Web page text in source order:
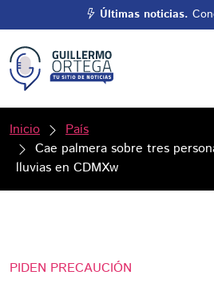
Últimas noticias.
Inicio
País
Cae palmera sobre tres
lluvias en CDMXw
PIDEN PRECAUCIÓN